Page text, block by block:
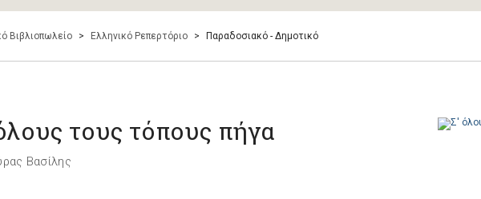
Βιβλιοπωλείο > Ελληνικό Ρεπερτόριο > Παραδοσιακό - Δημοτικό
τους τόπους πήγα
Βασίλης